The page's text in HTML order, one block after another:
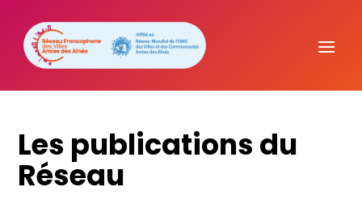
Les publications du
Réseau